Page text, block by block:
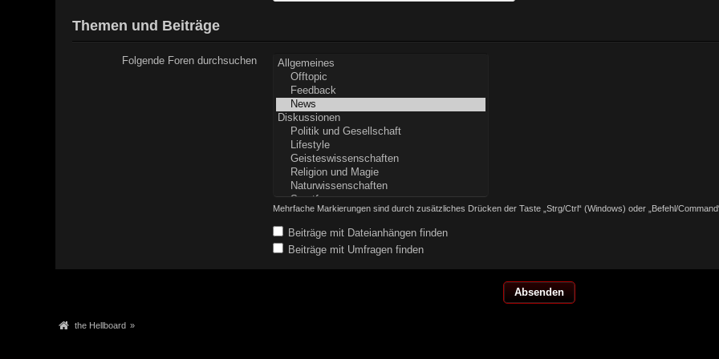
Themen und Beiträge
Folgende Foren durchsuchen
Mehrfache Markierungen sind durch zusätzliches Drücken der Taste „Strg/Ctrl“ (Windows) oder „Befehl/
Beiträge mit Dateianhängen finden
Beiträge mit Umfragen finden
the Hellboard »